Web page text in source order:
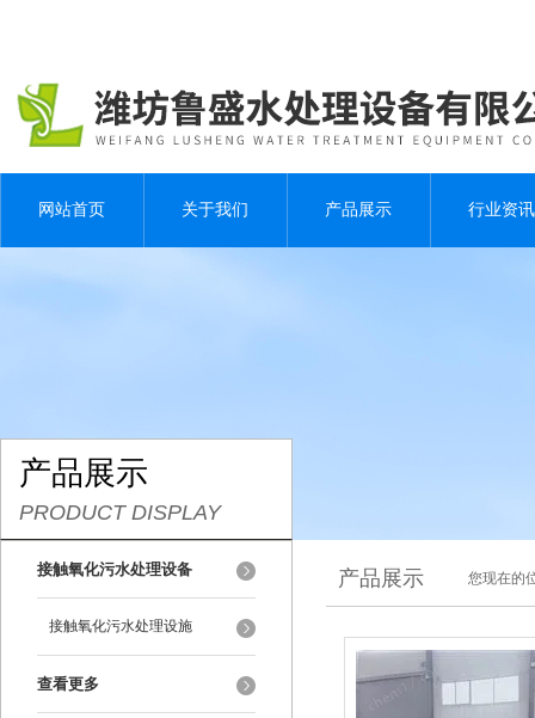
网站首页 关于我们 产品展示 行业资讯
产品展示
PRODUCT DISPLAY
接触氧化污水处理设备
接触氧化污水处理设施
查看更多
产品展示 您现在的